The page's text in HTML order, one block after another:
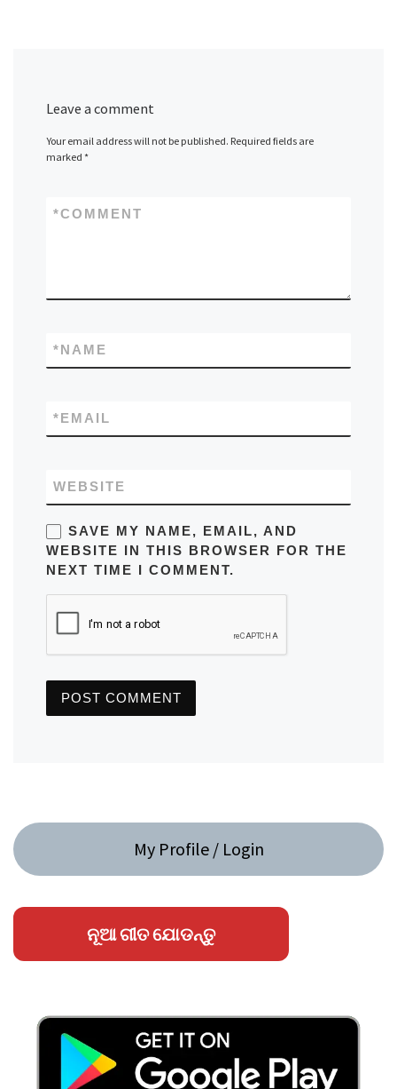
Leave a comment
Your email address will not be published. Required fields are
marked *
COMMENT
*
NAME
*
EMAIL
*
WEBSITE
SAVE MY NAME, EMAIL, AND
WEBSITE IN THIS BROWSER FOR THE
NEXT TIME I COMMENT.
My Profile / Login
ନୂଆ ଗୀତ ଯୋଡନ୍ତୁ